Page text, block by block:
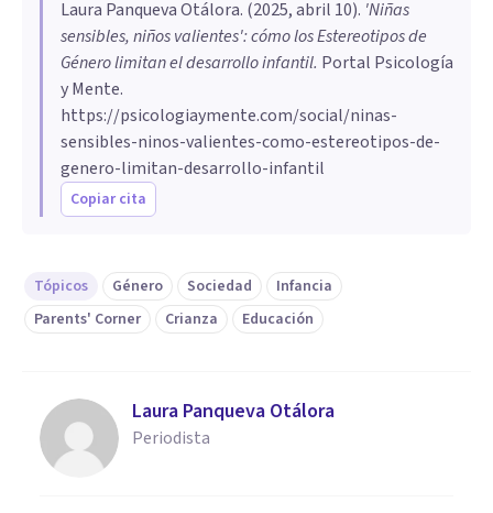
Laura Panqueva Otálora. (2025, abril 10). 'Niñas
sensibles, niños valientes': cómo los Estereotipos de
Género limitan el desarrollo infantil. Portal Psicología
y Mente.
https://psicologiaymente.com/social/ninas-
sensibles-ninos-valientes-como-estereotipos-de-
genero-limitan-desarrollo-infantil
Copiar cita
Tópicos Género Sociedad
Infancia
Parents' Corner
Crianza Educación
Laura Panqueva Otálora
Periodista